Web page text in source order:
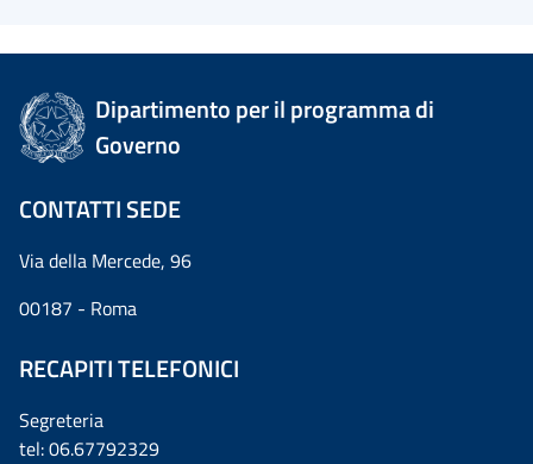
Dipartimento per il programma di
Governo
CONTATTI SEDE
Via della Mercede, 96
00187 - Roma
RECAPITI TELEFONICI
Segreteria
tel: 06.67792329